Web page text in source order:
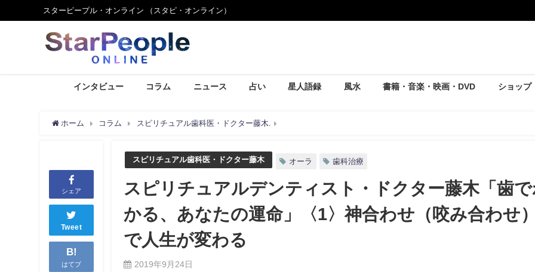
スターピープル・オンライン （スタピ・オンライン）
インタビュー コラム ニュース 占い 星人語録 風水 書籍・音楽・映画・DVD ショップ
ホーム コラム スピリチュアル歯科医・ドクター藤木
シェア
Tweet
B!
はてブ
スピリチュアル歯科医・ドクター藤木 オーラ 歯科治療
スピリチュアルデンティスト・ドクター藤木「歯
かる、あなたの運命」〈1〉神合わせ（咬み合わせ
で人生が変わる
2019年9月24日